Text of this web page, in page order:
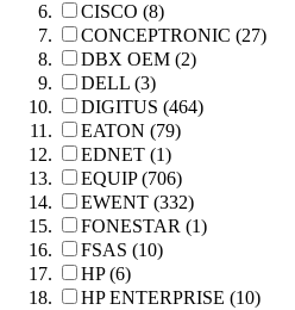
CISCO (8)
CONCEPTRONIC (27)
DBX OEM (2)
DELL (3)
DIGITUS (464)
EATON (79)
EDNET (1)
EQUIP (706)
EWENT (332)
FONESTAR (1)
FSAS (10)
HP (6)
HP ENTERPRISE (10)